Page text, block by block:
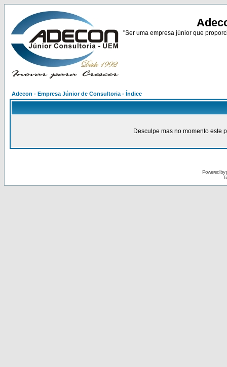
"Ser uma empresa júnior que
Adecon - Empresa Júnior de Consultoria - Índice
Desculpe mas no momento este
Powered by